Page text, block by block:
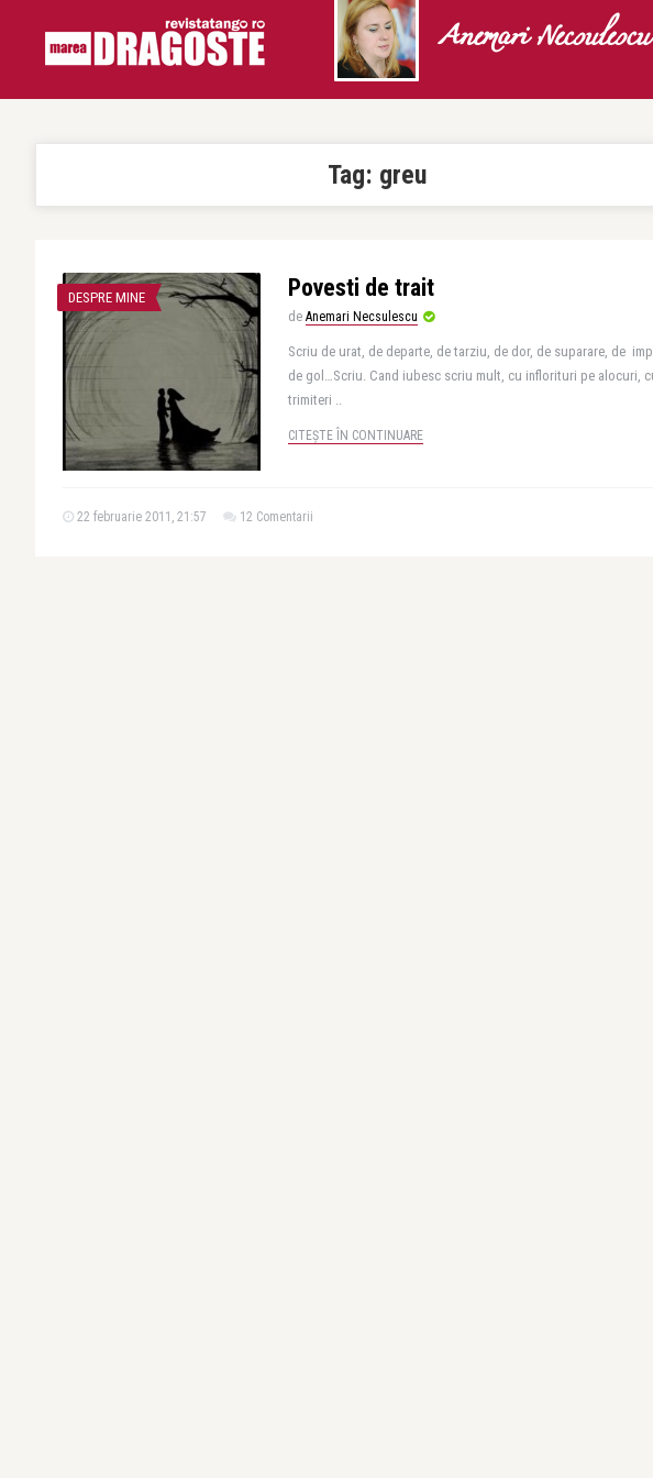
Anemari Necsulescu
Tag: greu
DESPRE MINE Povesti de trait
de Anemari Necsulescu
Scriu de urat, de departe, de tarziu, de dor, de suparare, de
de gol…Scriu. Cand iubesc scriu mult, cu inflorituri pe alocuri,
trimiteri ..
CITEȘTE ÎN CONTINUARE
22 februarie 2011, 21:57 12 Comentarii